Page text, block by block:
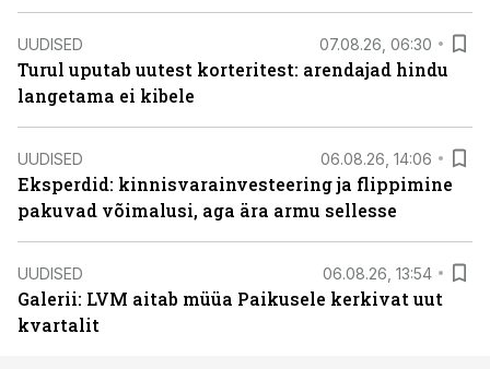
UUDISED 07.08.26, 06:30
Turul uputab uutest korteritest: arendajad hindu
langetama ei kibele
UUDISED 06.08.26, 14:06
Eksperdid: kinnisvarainvesteering ja flippimine
pakuvad võimalusi, aga ära armu sellesse
UUDISED 06.08.26, 13:54
Galerii: LVM aitab müüa Paikusele kerkivat uut
kvartalit